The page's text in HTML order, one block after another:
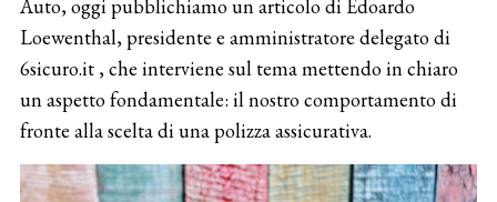
Auto, oggi pubblichiamo un articolo di Edoardo
Loewenthal, presidente e amministratore delegato di
6sicuro.it , che interviene sul tema mettendo in chiaro
un aspetto fondamentale: il nostro comportamento di
fronte alla scelta di una polizza assicurativa.